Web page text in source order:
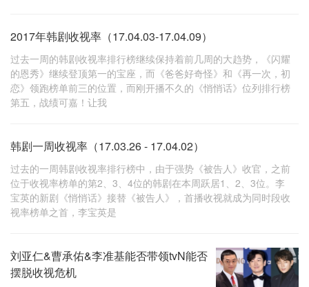
2017年韩剧收视率（17.04.03-17.04.09）
过去一周的韩剧收视率排行榜继续保持着前几周的大趋势，《闪耀
的恩秀》继续登顶第一的宝座，而《爸爸好奇怪》和《再一次，初
恋》领跑榜单前三的位置，而刚开播不久的《悄悄话》位列排行榜
第五，战绩可嘉！让我
韩剧一周收视率（17.03.26 - 17.04.02）
过去的一周韩剧收视率排行榜中，由于强势《被告人》收官，之前
位于收视率榜单的第2、3、4位的韩剧在本周跃居1、2、3位。李
宝英的新剧《悄悄话》接替《被告人》，首播收视就成为同时段收
视率榜单之首，李宝英是
刘亚仁&曹承佑&李准基能否带领tvN能否
摆脱收视危机